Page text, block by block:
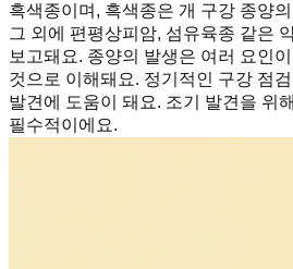
흑색종이며, 흑색종은 개 구강 종양
그 외에 편평상피암, 섬유육종 같은
보고돼요. 종양의 발생은 여러 요인
것으로 이해돼요. 정기적인 구강 점
발견에 도움이 돼요. 조기 발견을 위
필수적이에요.